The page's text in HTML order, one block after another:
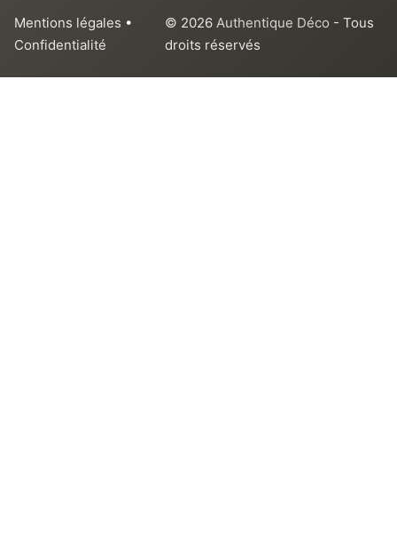
Mentions légales •
Confidentialité
© 2026Authentique Déco - Tous
droits réservés